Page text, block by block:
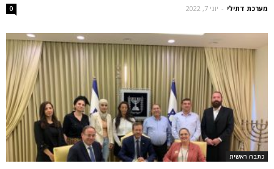
מערכת דתילי - יוני 7, 2022 0
כתבה ראשית